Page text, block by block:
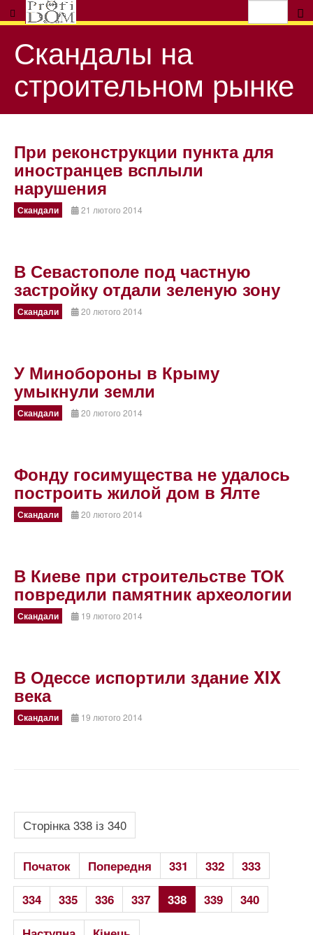
Скандалы на
строительном рынке
При реконструкции пункта для
иностранцев всплыли
нарушения
Скандали 21 лютого 2014
В Севастополе под частную
застройку отдали зеленую зону
Скандали 20 лютого 2014
У Минобороны в Крыму
умыкнули земли
Скандали 20 лютого 2014
Фонду госимущества не удалось
построить жилой дом в Ялте
Скандали 20 лютого 2014
В Киеве при строительстве ТОК
повредили памятник археологии
Скандали 19 лютого 2014
В Одессе испортили здание XIX
века
Скандали 19 лютого 2014
Сторінка 338 із 340
Початок Попередня 331 332
333
334
335 336 337 338 339
340